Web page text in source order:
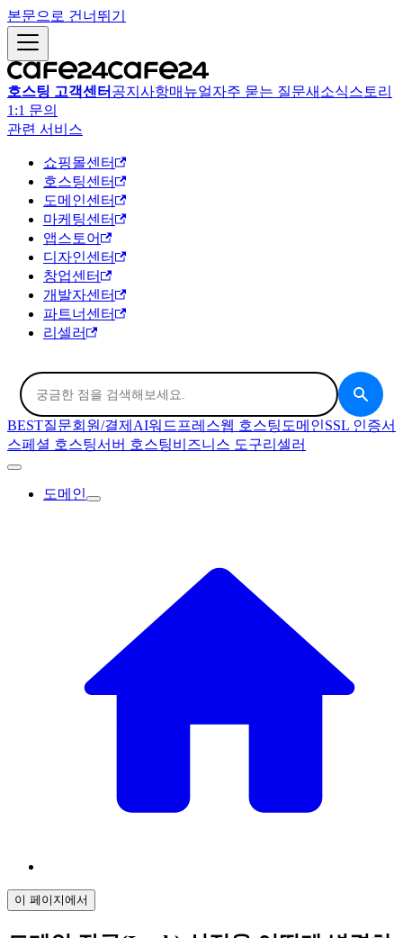
본문으로 건너뛰기
호스팅 고객센터 공지사항매뉴얼자주 묻는 질문새소식스토리
1:1 문의
관련 서비스
쇼핑몰센터
호스팅센터
도메인센터
마케팅센터
앱스토어
디자인센터
창업센터
개발자센터
파트너센터
리셀러
BEST질문회원/결제 AI워드프레스웹 호스팅 도메인SSL 인증서
스페셜 호스팅서버 호스팅비즈니스 도구리셀러
도메인
이 페이지에서